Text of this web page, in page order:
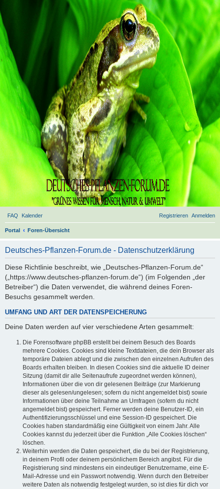
FAQ Kalender Anmelden
Registrieren
Portal Foren-Übersicht
Deutsches-Pflanzen-Forum.de - Datenschutzerklärung
Diese Richtlinie beschreibt, wie „Deutsches-Pflanzen-Forum.de“
(„https://www.deutsches-pflanzen-forum.de“) (im Folgenden „der
Betreiber“) die Daten verwendet, die während deines Foren-
Besuchs gesammelt werden.
UMFANG UND ART DER DATENSPEICHERUNG
Deine Daten werden auf vier verschiedene Arten gesammelt:
Die Forensoftware phpBB erstellt bei deinem Besuch des Boards
mehrere Cookies. Cookies sind kleine Textdateien, die dein Browser als
temporäre Dateien ablegt und die zwischen den einzelnen Aufrufen des
Boards erhalten bleiben. In diesen Cookies sind die aktuelle ID deiner
Sitzung (damit dir alle Seitenaufrufe zugeordnet werden können),
Informationen über die von dir gelesenen Beiträge (zur Markierung
dieser als gelesen/ungelesen; sofern du nicht angemeldet bist) sowie
Informationen über deine Teilnahme an Umfragen (sofern du nicht
angemeldet bist) gespeichert. Ferner werden deine Benutzer-ID, ein
Authentifizierungsschlüssel und eine Session-ID gespeichert. Die
Cookies haben standardmäßig eine Gültigkeit von einem Jahr. Alle
Cookies kannst du jederzeit über die Funktion „Alle Cookies löschen“
löschen.
Weiterhin werden die Daten gespeichert, die du bei der Registrierung,
in deinem Profil oder deinem persönlichem Bereich angibst. Für die
Registrierung sind mindestens ein eindeutiger Benutzername, eine E-
Mail-Adresse und ein Passwort notwendig. Wenn durch den Betreiber
weitere Daten als notwendig festgelegt wurden, so ist dies für dich vor